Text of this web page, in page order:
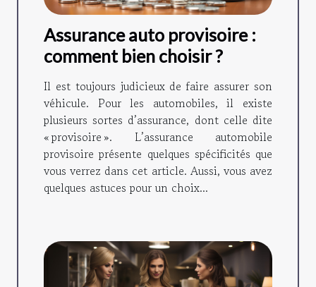
Assurance auto provisoire :
comment bien choisir ?
Il est toujours judicieux de faire assurer son
véhicule. Pour les automobiles, il existe
plusieurs sortes d’assurance, dont celle dite
« provisoire ». L’assurance automobile
provisoire présente quelques spécificités que
vous verrez dans cet article. Aussi, vous avez
quelques astuces pour un choix...